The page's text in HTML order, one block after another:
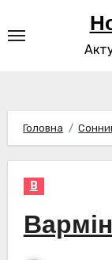
до
Головна
В